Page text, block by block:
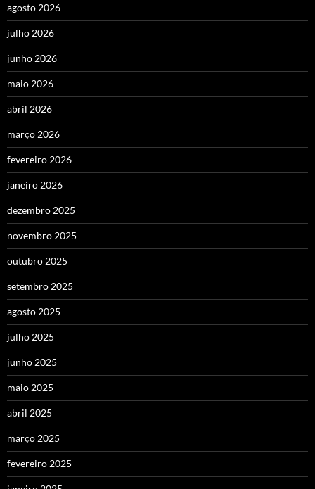
agosto 2026
julho 2026
junho 2026
maio 2026
abril 2026
março 2026
fevereiro 2026
janeiro 2026
dezembro 2025
novembro 2025
outubro 2025
setembro 2025
agosto 2025
julho 2025
junho 2025
maio 2025
abril 2025
março 2025
fevereiro 2025